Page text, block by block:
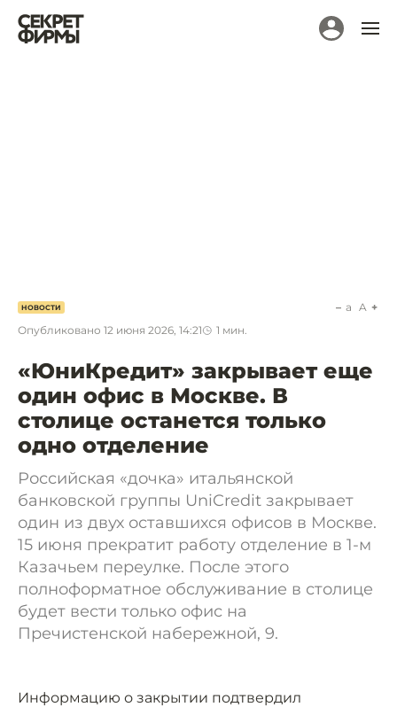
НОВОСТИ
Опубликовано 12 июня 2026, 14:21 1 мин.
a A
«ЮниКредит» закрывает еще
один офис в Москве. В
столице останется только
одно отделение
Российская «дочка» итальянской
банковской группы UniCredit закрывает
один из двух оставшихся офисов в Москве.
15 июня прекратит работу отделение в 1-м
Казачьем переулке. После этого
полноформатное обслуживание в столице
будет вести только офис на
Пречистенской набережной, 9.
Информацию о закрытии подтвердил